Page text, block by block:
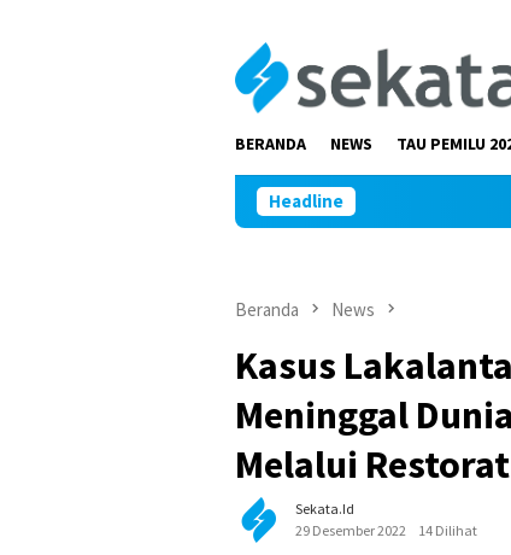
BERANDA NEWS TAU PEMILU
Headline
Beranda News
Kasus
Meninggal
Melalui
Sekata.id
29 Desember 2022
14 Dilihat